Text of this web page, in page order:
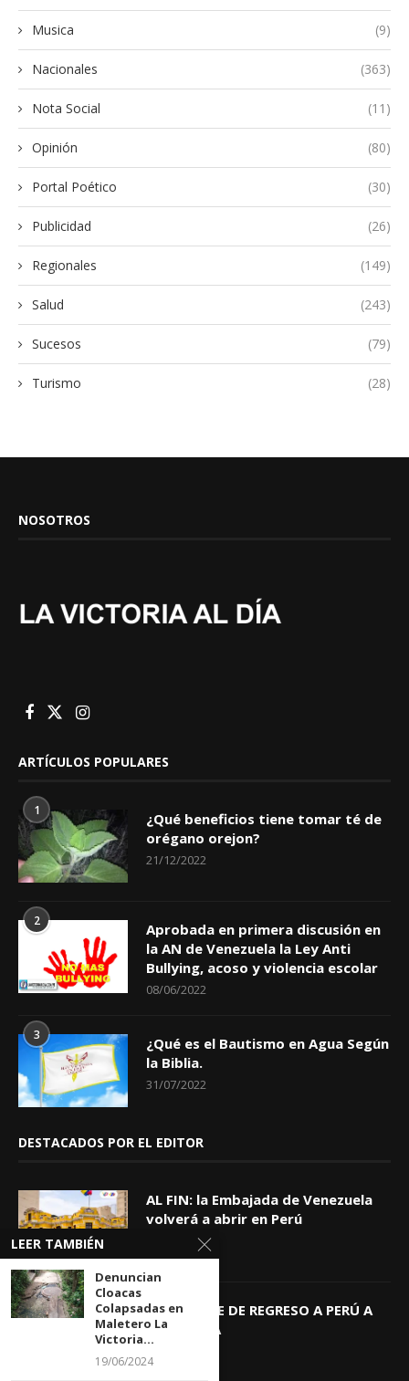
Musica (9)
Nacionales (363)
Nota Social (11)
Opinión (80)
Portal Poético (30)
Publicidad (26)
Regionales (149)
Salud (243)
Sucesos (79)
Turismo (28)
NOSOTROS
ARTÍCULOS POPULARES
1
¿Qué beneficios tiene tomar té de
orégano orejon?
21/12/2022
2
Aprobada en primera discusión en
la AN de Venezuela la Ley Anti
Bullying, acoso y violencia escolar
08/06/2022
3
¿Qué es el Bautismo en Agua Según
la Biblia.
31/07/2022
DESTACADOS POR EL EDITOR
AL FIN: la Embajada de Venezuela
volverá a abrir en Perú
06/08/2026
KEIKO TRAE DE REGRESO A PERÚ A
GIOVANNA
LEER TAMBIÉN
Denuncian
Cloacas
Colapsadas en
Maletero La
Victoria...
19/06/2024